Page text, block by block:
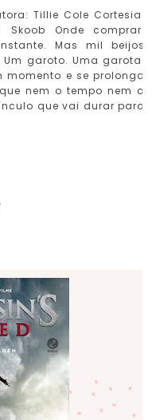
Tillie Cole Cortesia:
Onde comprar:
Mas mil beijos
garoto. Uma garota.
e se prolonga
nem o tempo nem a
que vai durar para